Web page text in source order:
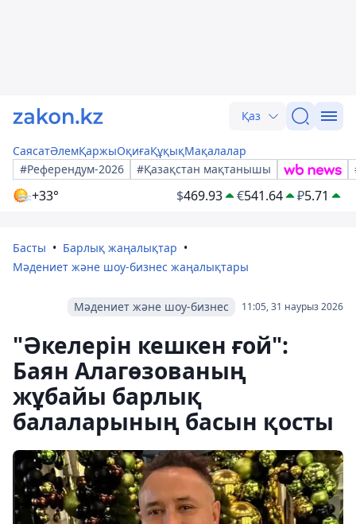
Қаз
СаясатӘлемҚаржыОқиғаҚұқықМақалалар
#Референдум-2026
#Қазақстан мақтанышы
+33° $469.93 €541.64 ₽5.71
Басты
Барлық жаңалықтар
Мәдениет және шоу-бизнес жаңалықтары
11:05, 31 наурыз 2026
Мәдениет және шоу-бизнес
"Әкелерін кешкен ғой":
Баян Алагөзованың
жұбайы барлық
балаларының басын қосты